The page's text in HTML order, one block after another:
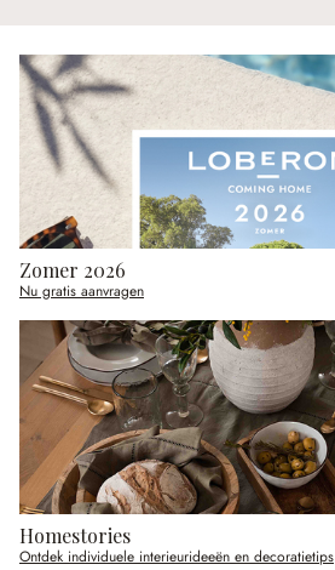
Zomer 2026
Nu gratis aanvragen
Homestories
Ontdek individuele interieurideeën en decoratietips